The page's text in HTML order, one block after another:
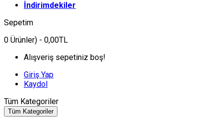
İndirimdekiler
Sepetim
0 Ürünler) - 0,00TL
Alışveriş sepetiniz boş!
Giriş Yap
Kaydol
Tüm Kategoriler
Tüm Kategoriler